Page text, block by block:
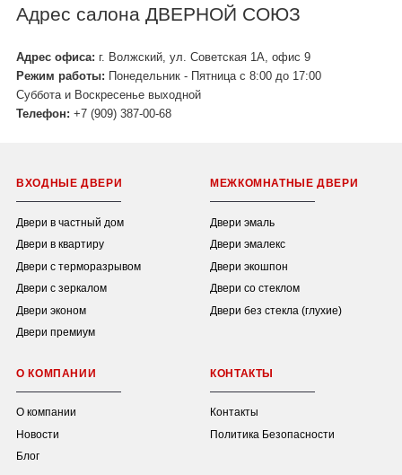
Адрес салона ДВЕРНОЙ СОЮЗ
Адрес офиса: г. Волжский, ул. Советская 1А, офис 9
Режим работы: Понедельник - Пятница с 8:00 до 17:00
Суббота и Воскресенье выходной
Телефон: +7 (909) 387-00-68
ВХОДНЫЕ ДВЕРИ
Двери в частный дом
Двери в квартиру
Двери с терморазрывом
Двери с зеркалом
Двери эконом
Двери премиум
МЕЖКОМНАТНЫЕ ДВЕРИ
Двери эмаль
Двери эмалекс
Двери экошпон
Двери со стеклом
Двери без стекла (глухие)
О КОМПАНИИ
О компании
Новости
Блог
КОНТАКТЫ
Контакты
Политика Безопасности